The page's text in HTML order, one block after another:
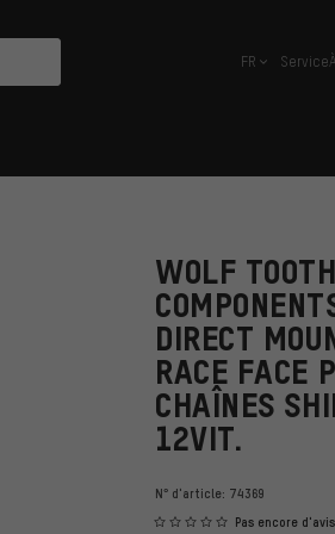
français
FR Service
WOLF TOOTH
DIRECT
RACE FACE
CHAÎNES
12VIT.
N° d'article: 74369
Pas encore d'avis